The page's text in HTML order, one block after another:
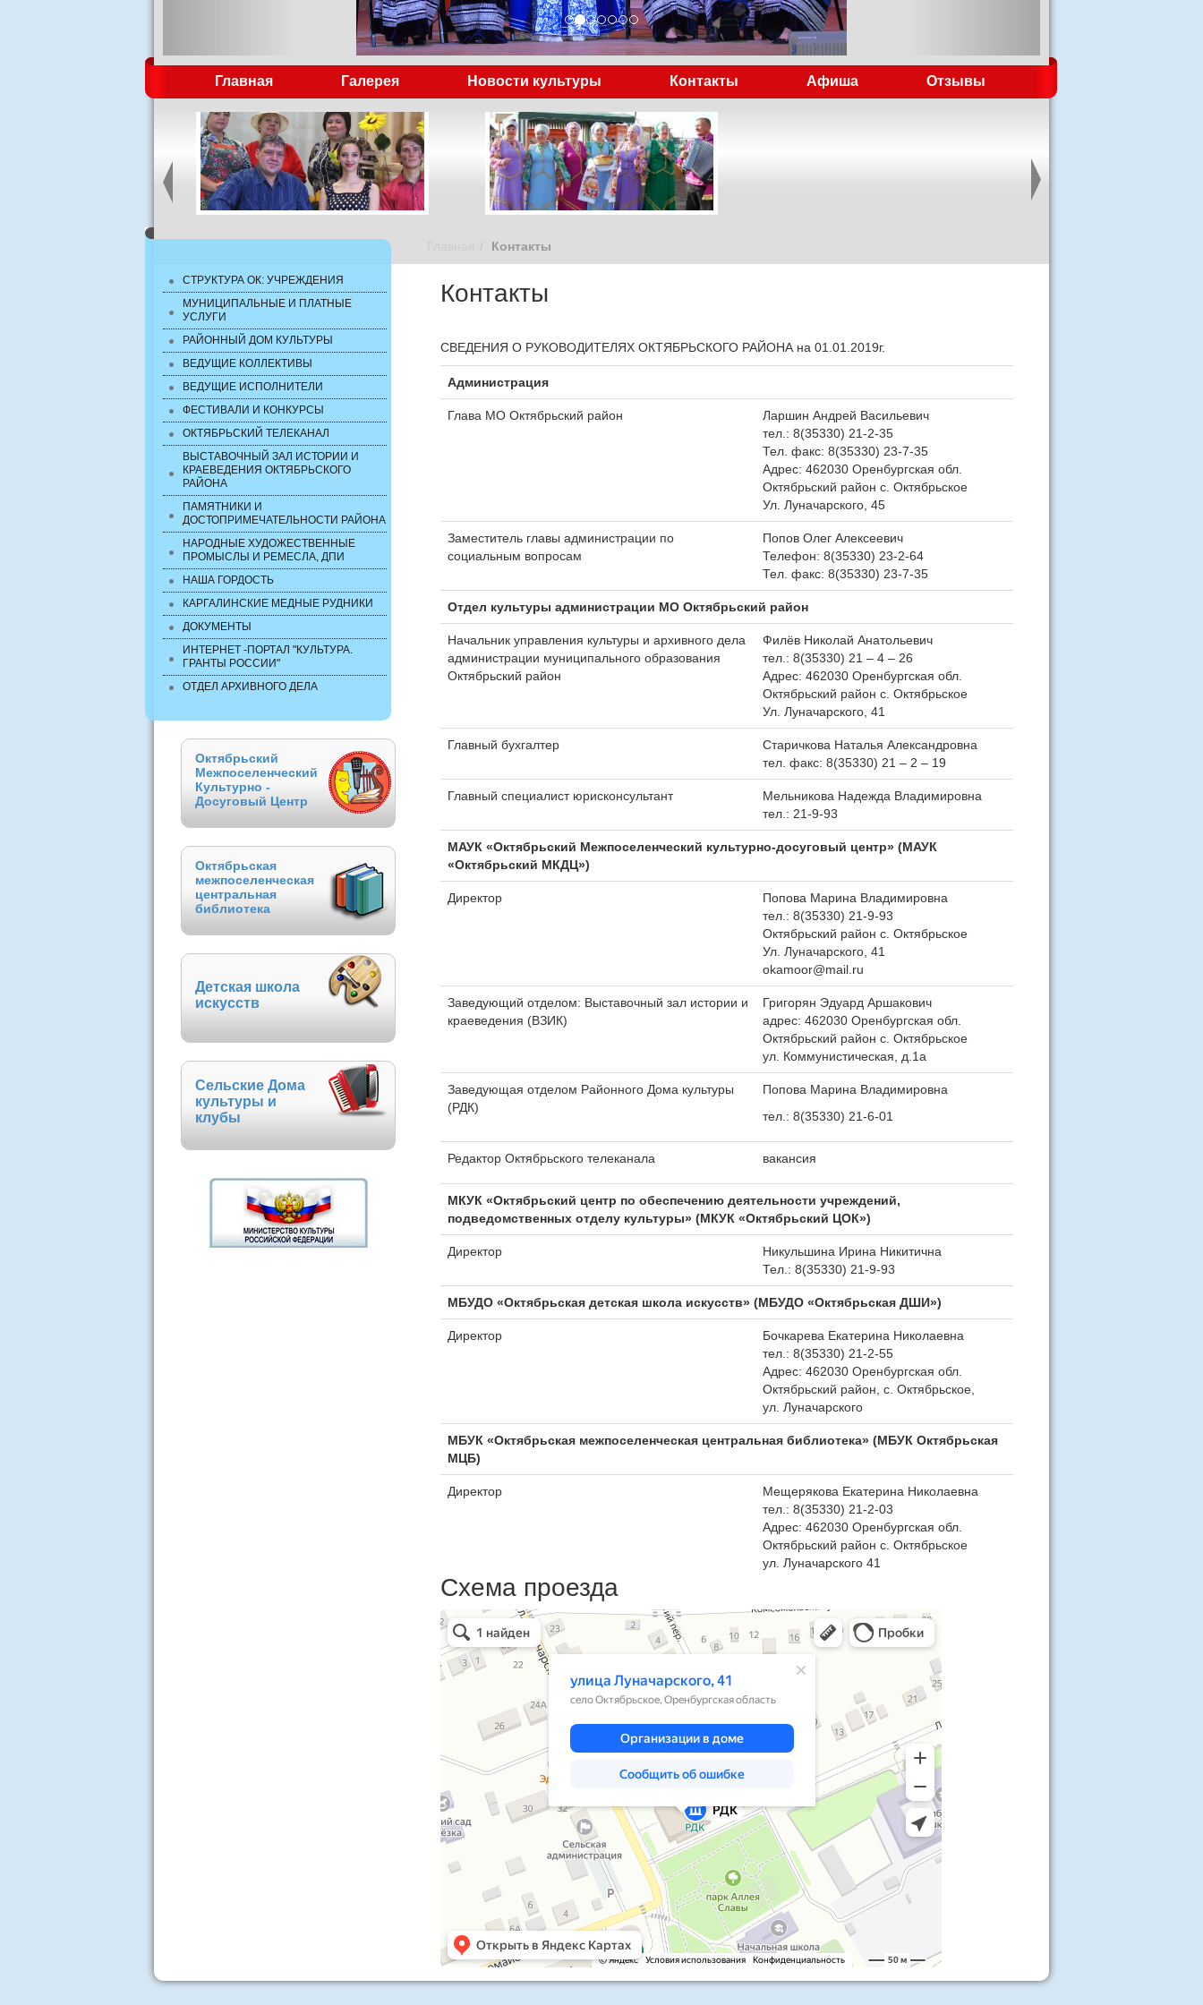
Главная Галерея Новости культуры Контакты Афиша Отзывы
СТРУКТУРА ОК: УЧРЕЖДЕНИЯ
МУНИЦИПАЛЬНЫЕ И ПЛАТНЫЕ
УСЛУГИ
РАЙОННЫЙ ДОМ КУЛЬТУРЫ
ВЕДУЩИЕ КОЛЛЕКТИВЫ
ВЕДУЩИЕ ИСПОЛНИТЕЛИ
ФЕСТИВАЛИ И КОНКУРСЫ
ОКТЯБРЬСКИЙ ТЕЛЕКАНАЛ
ВЫСТАВОЧНЫЙ ЗАЛ ИСТОРИИ И
КРАЕВЕДЕНИЯ ОКТЯБРЬСКОГО
РАЙОНА
ПАМЯТНИКИ И
ДОСТОПРИМЕЧАТЕЛЬНОСТИ РАЙОНА
НАРОДНЫЕ ХУДОЖЕСТВЕННЫЕ
ПРОМЫСЛЫ И РЕМЕСЛА, ДПИ
НАША ГОРДОСТЬ
КАРГАЛИНСКИЕ МЕДНЫЕ РУДНИКИ
ДОКУМЕНТЫ
ИНТЕРНЕТ -ПОРТАЛ "КУЛЬТУРА.
ГРАНТЫ РОССИИ"
ОТДЕЛ АРХИВНОГО ДЕЛА
Октябрьский
Межпоселенческий
Культурно -
Досуговый Центр
Октябрьская
межпоселенческая
центральная
библиотека
Детская школа
искусств
Сельские Дома
культуры и
клубы
Контакты
Контакты
СВЕДЕНИЯ О РУКОВОДИТЕЛЯХ ОКТЯБРЬСКОГО РАЙОНА на 01.01.2019г.
Администрация
Глава МО Октябрьский район
Ларшин Андрей Васильевич
тел.: 8(35330) 21-2-35
Тел. факс: 8(35330) 23-7-35
Адрес: 462030 Оренбургская обл.
Октябрьский район с. Октябрьское
Ул. Луначарского, 45
Заместитель главы администрации по
социальным вопросам
Попов Олег Алексеевич
Телефон: 8(35330) 23-2-64
Тел. факс: 8(35330) 23-7-35
Отдел культуры администрации МО Октябрьский район
Начальник управления культуры и архивного дела
администрации муниципального образования
Октябрьский район
Филёв Николай Анатольевич
тел.: 8(35330) 21 – 4 – 26
Адрес: 462030 Оренбургская обл.
Октябрьский район с. Октябрьское
Ул. Луначарского, 41
Главный бухгалтер
Старичкова Наталья Александровна
тел. факс: 8(35330) 21 – 2 – 19
Главный специалист юрисконсультант
Мельникова Надежда Владимировна
тел.: 21-9-93
МАУК «Октябрьский Межпоселенческий культурно-досуговый центр» (МАУК
«Октябрьский МКДЦ»)
Директор
Попова Марина Владимировна
тел.: 8(35330) 21-9-93
Октябрьский район с. Октябрьское
Ул. Луначарского, 41
okamoor@mail.ru
Заведующий отделом: Выставочный зал истории и
краеведения (ВЗИК)
Григорян Эдуард Аршакович
адрес: 462030 Оренбургская обл.
Октябрьский район с. Октябрьское
ул. Коммунистическая, д.1а
Заведующая отделом Районного Дома культуры
(РДК)
Попова Марина Владимировна
тел.: 8(35330) 21-6-01
Редактор Октябрьского телеканала вакансия
МКУК «Октябрьский центр по обеспечению деятельности учреждений,
подведомственных отделу культуры» (МКУК «Октябрьский ЦОК»)
Директор
Никульшина Ирина Никитична
Тел.: 8(35330) 21-9-93
МБУДО «Октябрьская детская школа искусств» (МБУДО «Октябрьская ДШИ»)
Директор
Бочкарева Екатерина Николаевна
тел.: 8(35330) 21-2-55
Адрес: 462030 Оренбургская обл.
Октябрьский район, с. Октябрьское,
ул. Луначарского
МБУК «Октябрьская межпоселенческая центральная библиотека» (МБУК Октябрьская
МЦБ)
Директор
Мещерякова Екатерина Николаевна
тел.: 8(35330) 21-2-03
Адрес: 462030 Оренбургская обл.
Октябрьский район с. Октябрьское
ул. Луначарского 41
Схема проезда